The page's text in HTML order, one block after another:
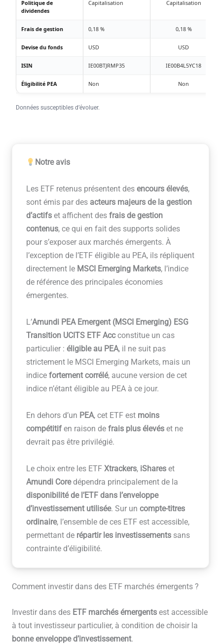
Politique de
dividendes
Capitalisation Capitalisation
Frais de gestion 0,18 % 0,18 %
Devise du fonds USD USD
ISIN IE00BTJRMP35 IE00B4L5YC18
Éligibilité PEA Non Non
Données susceptibles d’évoluer.
Notre avis
Les ETF retenus présentent des encours élevés,
sont émis par des acteurs majeurs de la gestion
d’actifset affichent des frais de gestion
contenus, ce qui en fait des supports solides
pour s’exposer aux marchés émergents. À
l’exception de l’ETF éligible au PEA, ils répliquent
directement le MSCI Emerging Markets, l’indice
de référence des principales économies
émergentes.
L’Amundi PEA Emergent (MSCI Emerging) ESG
Transition UCITS ETF Accconstitue un cas
particulier : éligible au PEA, il ne suit pas
strictement le MSCI Emerging Markets, mais un
indice fortement corrélé, aucune version de cet
indice n’étant éligible au PEA à ce jour.
En dehors d’un PEA, cet ETF est moins
compétitifen raison de frais plus élevéset ne
devrait pas être privilégié.
Le choix entre les ETF Xtrackers, iShareset
Amundi Coredépendra principalement de la
disponibilité de l’ETF dans l’enveloppe
d’investissement utilisée. Sur un compte-titres
ordinaire, l’ensemble de ces ETF est accessible,
permettant de répartir les investissementssans
contrainte d’éligibilité.
Comment investir dans des ETF marchés émergents ?
Investir dans des ETF marchés émergentsest accessible
à tout investisseur particulier, à condition de choisir la
bonne enveloppe d’investissement.